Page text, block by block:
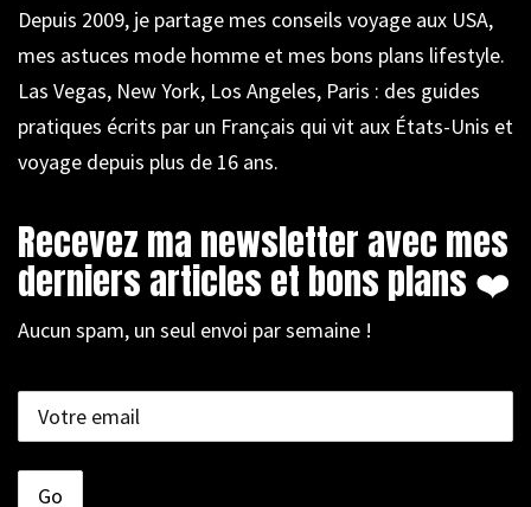
Depuis 2009, je partage mes conseils voyage aux USA,
mes astuces mode homme et mes bons plans lifestyle.
Las Vegas, New York, Los Angeles, Paris : des guides
pratiques écrits par un Français qui vit aux États-Unis et
voyage depuis plus de 16 ans.
Recevez ma newsletter avec mes
derniers articles et bons plans ❤️
Aucun spam, un seul envoi par semaine !